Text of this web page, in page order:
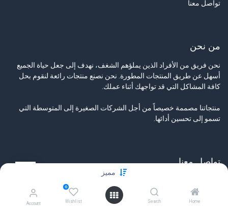
مميز
Home
Search
0
Wishlist
Account
تواصل معنا
من نحن
نحن فريق من الأفراد الذين يملؤهم الشغف، نهدف إلى جعل حياة الجميع
أسهل عن طريق المنتجات المطورة. نحن نصنع منتجات رائعة لنقوم بحل
كافة المشاكل التي قد تواجهك أثناء عملك.
منتجاتنا مصممة خصيصاً من أجل الشركات الصغيرة إلى المتوسطة التي
تسمو إلى تحسين أدائها.
تواصل معنا
info@tamyeezsecurity.com
+974 4488 4600